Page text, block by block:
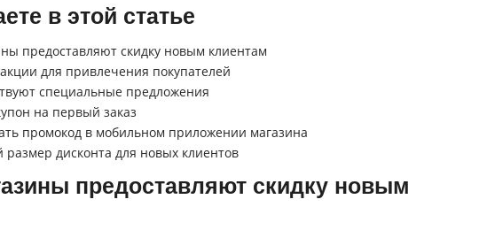
в этой статье
предоставляют скидку новым клиентам
для привлечения покупателей
специальные предложения
на первый заказ
промокод в мобильном приложении магазина
дисконта для новых клиентов
предоставляют скидку новым